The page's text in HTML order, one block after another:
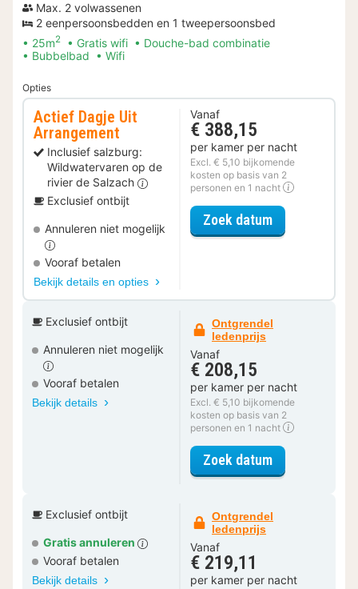
Max. 2 volwassenen
2 eenpersoonsbedden en 1 tweepersoonsbed
25m2 Gratis wifi
Douche-bad combinatie
Bubbelbad
Wifi
Opties
Actief Dagje Uit
Arrangement
Inclusief salzburg:
Wildwatervaren op de
rivier de Salzach
Exclusief ontbijt
Annuleren niet mogelijk
Vooraf betalen
Bekijk details en opties
Vanaf
€ 388,15
per kamer per nacht
Excl. € 5,10 bijkomende
kosten op basis van 2
personen en 1 nacht
Zoek datumvoor Actief
Exclusief ontbijt
Annuleren niet mogelijk
Vooraf betalen
Bekijk details
Ontgrendel
ledenprijs
Vanaf
€ 208,15
per kamer per nacht
Excl. € 5,10 bijkomende
kosten op basis van 2
personen en 1 nacht
Zoek datumvoor Deluxe
Exclusief ontbijt
Gratis annuleren
Vooraf betalen
Bekijk details
Ontgrendel
ledenprijs
Vanaf
€ 219,11
per kamer per nacht